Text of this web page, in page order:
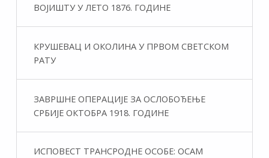
ВОЈИШТУ У ЛЕТО 1876. ГОДИНЕ
КРУШЕВАЦ И ОКОЛИНА У ПРВОМ СВЕТСКОМ
РАТУ
ЗАВРШНЕ ОПЕРАЦИЈЕ ЗА ОСЛОБОЂЕЊЕ
СРБИЈЕ ОКТОБРА 1918. ГОДИНЕ
ИСПОВЕСТ ТРАНСРОДНЕ ОСОБЕ: ОСАМ